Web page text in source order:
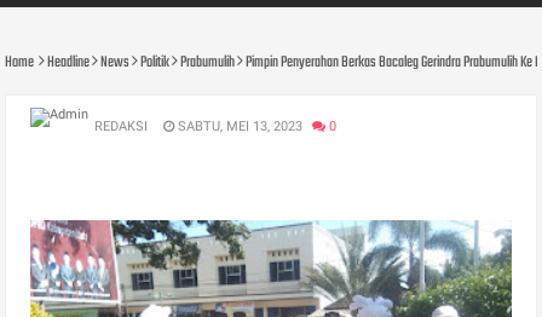
Home Headline News Politik Prabumulih Pimpin Penyerahan Berkas Bacaleg Gerindra Prabumulih Ke
REDAKSI SABTU, MEI 13, 2023 0